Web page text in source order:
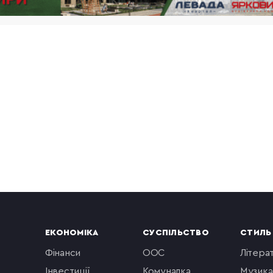
ЕКОНОМІКА
фінанси
СУСПІЛЬСТВО
ООС